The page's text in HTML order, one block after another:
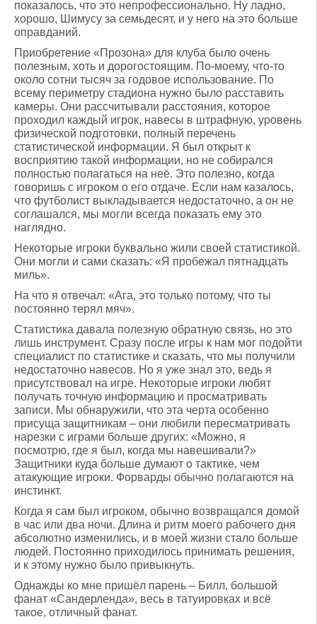
показалось, что это непрофессионально. Ну ладно,
хорошо, Шимусу за семьдесят, и у него на это больше
оправданий.
Приобретение «Прозона» для клуба было очень
полезным, хоть и дорогостоящим. По-моему, что-то
около сотни тысяч за годовое использование. По
всему периметру стадиона нужно было расставить
камеры. Они рассчитывали расстояния, которое
проходил каждый игрок, навесы в штрафную, уровень
физической подготовки, полный перечень
статистической информации. Я был открыт к
восприятию такой информации, но не собирался
полностью полагаться на неё. Это полезно, когда
говоришь с игроком о его отдаче. Если нам казалось,
что футболист выкладывается недостаточно, а он не
соглашался, мы могли всегда показать ему это
наглядно.
Некоторые игроки буквально жили своей статистикой.
Они могли и сами сказать: «Я пробежал пятнадцать
миль».
На что я отвечал: «Ага, это только потому, что ты
постоянно терял мяч».
Статистика давала полезную обратную связь, но это
лишь инструмент. Сразу после игры к нам мог подойти
специалист по статистике и сказать, что мы получили
недостаточно навесов. Но я уже знал это, ведь я
присутствовал на игре. Некоторые игроки любят
получать точную информацию и просматривать
записи. Мы обнаружили, что эта черта особенно
присуща защитникам – они любили пересматривать
нарезки с играми больше других: «Можно, я
посмотрю, где я был, когда мы навешивали?»
Защитники куда больше думают о тактике, чем
атакующие игроки. Форварды обычно полагаются на
инстинкт.
Когда я сам был игроком, обычно возвращался домой
в час или два ночи. Длина и ритм моего рабочего дня
абсолютно изменились, и в моей жизни стало больше
людей. Постоянно приходилось принимать решения,
и к этому нужно было привыкнуть.
Однажды ко мне пришёл парень – Билл, большой
фанат «Сандерленда», весь в татуировках и всё
такое, отличный фанат.